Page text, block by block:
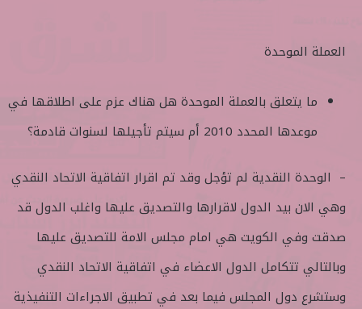
العملة الموحدة
ما يتعلق بالعملة الموحدة هل هناك عزم على اطلاقها في
موعدها المحدد 2010 أم سيتم تأجيلها لسنوات قادمة؟
– الوحدة النقدية لم تؤجل وقد تم اقرار اتفاقية الاتحاد النقدي
وهي الان بيد الدول لاقرارها والتصديق عليها واغلب الدول قد
صدقت وفي الكويت هي امام مجلس الامة للتصديق عليها
وبالتالي تتكامل الدول الاعضاء في اتفاقية الاتحاد النقدي
وستشرع دول المجلس فيما بعد في تطبيق الاجراءات التنفيذية